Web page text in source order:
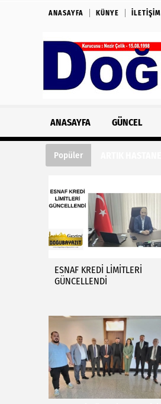
ANASAYFA KÜNYE İLETIŞIM
ANASAYFA GÜNCEL
Popüler
ESNAF KREDİ LİMİTLERİ
GÜNCELLENDİ